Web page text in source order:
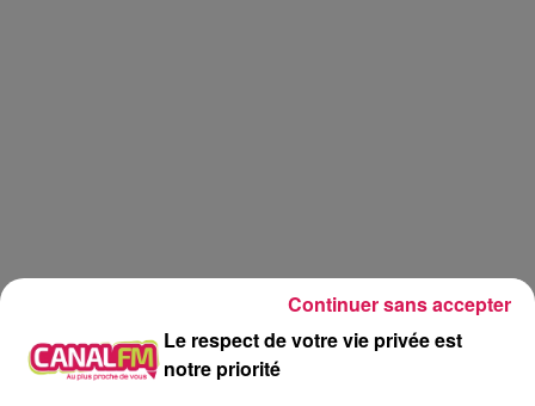
Le respect de votre vie privée est
notre priorité
Continuer sans accepter